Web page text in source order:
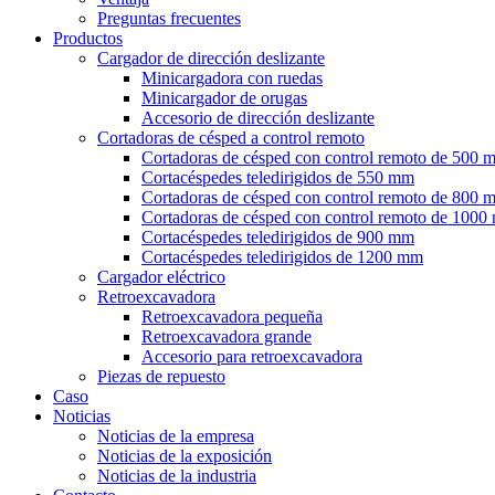
Preguntas frecuentes
Productos
Cargador de dirección deslizante
Minicargadora con ruedas
Minicargador de orugas
Accesorio de dirección deslizante
Cortadoras de césped a control remoto
Cortadoras de césped con control remoto de 500
Cortacéspedes teledirigidos de 550 mm
Cortadoras de césped con control remoto de 800
Cortadoras de césped con control remoto de 1000
Cortacéspedes teledirigidos de 900 mm
Cortacéspedes teledirigidos de 1200 mm
Cargador eléctrico
Retroexcavadora
Retroexcavadora pequeña
Retroexcavadora grande
Accesorio para retroexcavadora
Piezas de repuesto
Caso
Noticias
Noticias de la empresa
Noticias de la exposición
Noticias de la industria